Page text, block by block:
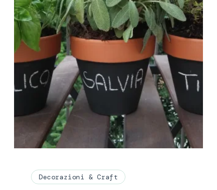
Decorazioni & Craft